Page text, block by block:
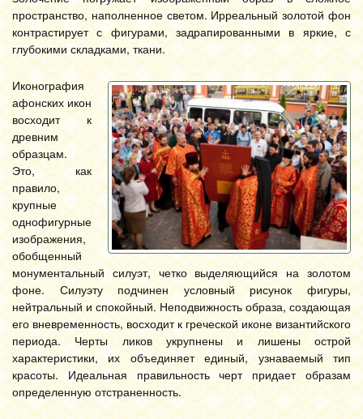
пространство, наполненное светом. Ирреальный золотой фон
контрастирует с фигурами, задрапированными в яркие, с
глубокими складками, ткани.
Иконография
афонских икон
восходит к
древним
образцам.
Это, как
правило,
крупные
однофигурные
изображения,
обобщенный
монументальный силуэт, четко выделяющийся на золотом
фоне. Силуэту подчинен условный рисунок фигуры,
нейтральный и спокойный. Неподвижность образа, создающая
его вневременность, восходит к греческой иконе византийского
периода. Черты ликов укрупнены и лишены острой
характеристики, их объединяет единый, узнаваемый тип
красоты. Идеальная правильность черт придает образам
определенную отстраненность.